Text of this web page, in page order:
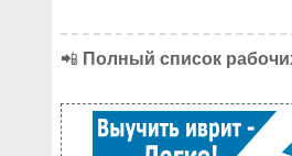
📲 Полный список